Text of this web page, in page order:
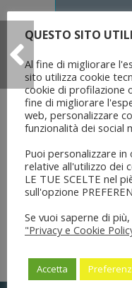
5 Agosto 2026
Legge 28
QUESTO SITO
Al fine di migliorare
sito utilizza cookie
cookie di profilazione
fine di migliorare
web, personalizzare
funzionalità dei social
Puoi personalizzare
relative all'utilizzo dei
LE TUE SCELTE nel
sull'opzione
Se vuoi saperne di
"Privacy e Cookie
Accetta